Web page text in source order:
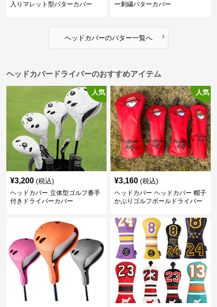
入りマレット型パターカバー
ー刺繍パターカバー
ヘッドカバーのパター一覧へ ›
ヘッドカバードライバーのおすすめアイテム
人気
¥3,200 (税込)
ヘッドカバー 立体型ゴルフ番手
付きドライバーカバー
人気
¥3,160 (税込)
ヘッドカバー ヘッドカバー 帽子
かぶりゴルフボールドライバー